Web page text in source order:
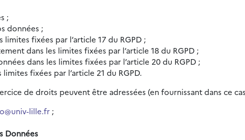
;
données ;
fixées par l’article 17 du RGPD ;
dans les limites fixées par l’article 18 du RGPD ;
dans les limites fixées par l’article 20 du RGPD ;
fixées par l’article 21 du RGPD.
de droits peuvent être adressées (en fournissant dans ce
lille.fr ;
Données